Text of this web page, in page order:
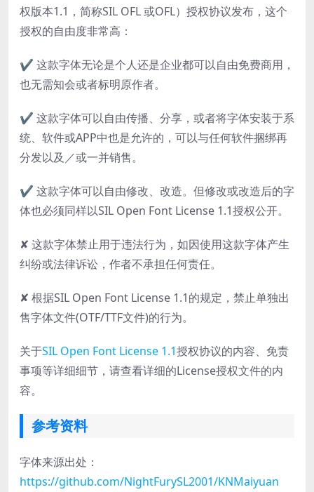
权版本1.1，简称SIL OFL 或OFL）授权协议发布，这个
授权的自由度非常高：
✔ 这款字体无论是个人还是企业都可以自由免费商用，
也无需知会或者标明原作者。
✔ 这款字体可以自由传播、分享，或者将字体安装于系
统、软件或APP中也是允许的，可以与任何软件捆绑再
分发以及／或一并销售。
✔ 这款字体可以自由修改、改造。但修改或改造后的字
体也必须同样以SIL Open Font License 1.1授权公开。
✘ 这款字体禁止用于违法行为，如因使用这款字体产生
纠纷或法律诉讼，作者不承担任何责任。
✘ 根据SIL Open Font License 1.1的规定，禁止单独出
售字体文件(OTF/TTF文件)的行为。
关于SIL Open Font License 1.1授权协议的内容、免责
事项等详细细节，请查看详细的License授权文件的内
容。
参考资料
字体来源出处：
https://github.com/NightFurySL2001/KNMaiyuan